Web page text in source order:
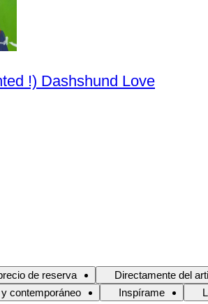
!) Dashshund Love
de reserva Directamente del
contemporáneo
Inspírame